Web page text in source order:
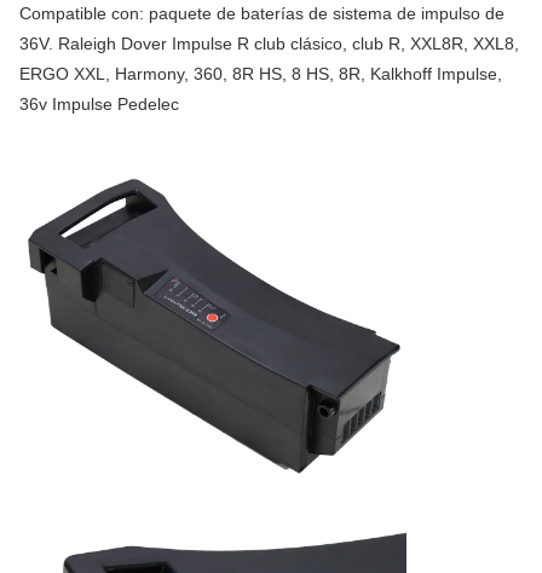
Compatible con: paquete de baterías de sistema de impulso de
36V. Raleigh Dover Impulse R club clásico, club R, XXL8R, XXL8,
ERGO XXL, Harmony, 360, 8R HS, 8 HS, 8R, Kalkhoff Impulse,
36v Impulse Pedelec